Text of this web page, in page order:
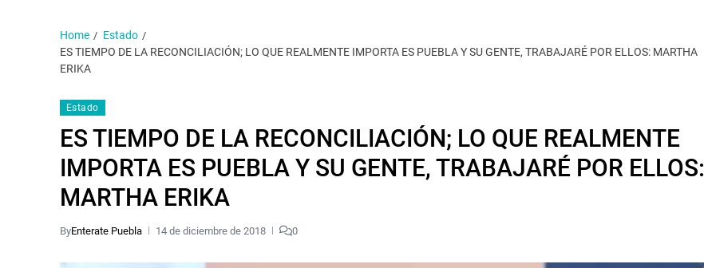
Home
Estado
ES TIEMPO DE LA RECONCILIACIÓN; LO QUE REALMENTE IMPORTA ES PUEBLA Y SU GENTE, TRABAJARÉ POR ELLOS: MARTHA
ERIKA
Estado
ES TIEMPO DE LA RECONCILIACIÓN; LO QUE REALMENTE
IMPORTA ES PUEBLA Y SU GENTE, TRABAJARÉ POR ELLOS:
MARTHA ERIKA
ByEnterate Puebla 14 de diciembre de 2018 0